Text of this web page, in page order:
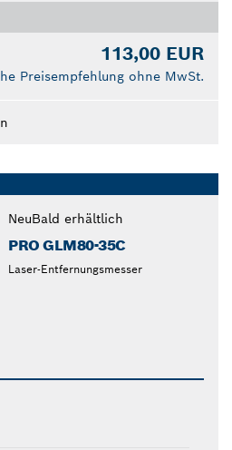
113,00 EUR
Preisempfehlung ohne MwSt.
NeuBald erhältlich
PRO GLM80-35C
Laser-Entfernungsmesser